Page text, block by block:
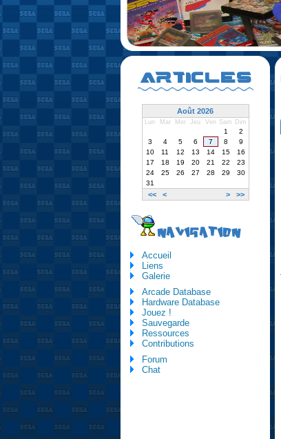
ARTICLES
Août 2026
Lun Mar Mer Jeu Ven Sam Dim
<< < > >>
1
2
3
4 5 6 7 8
9
10
11 12 13 14 15
16
17
18 19 20 21 22
23
24
25 26 27 28 29
30
31
NAVIGATION
Accueil
Liens
Galerie
Arcade Database
Hardware Database
Jouez !
Sauvegarde
Ressources
Contributions
Forum
Chat